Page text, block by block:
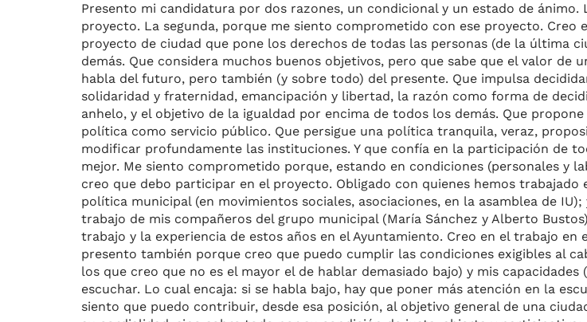
Presento mi candidatura por dos razones, un condicional y un estado de
proyecto. La segunda, porque me siento comprometido con ese proyecto. Creo
proyecto de ciudad que pone los derechos de todas las personas (de la última
demás. Que considera muchos buenos objetivos, pero que sabe que el valor de
habla del futuro, pero también (y sobre todo) del presente. Que impulsa
solidaridad y fraternidad, emancipación y libertad, la razón como forma de
anhelo, y el objetivo de la igualdad por encima de todos los demás. Que
política como servicio público. Que persigue una política tranquila, veraz,
modificar profundamente las instituciones. Y que confía en la participación de
mejor. Me siento comprometido porque, estando en condiciones (personales y
creo que debo participar en el proyecto. Obligado con quienes hemos
política municipal (en movimientos sociales, asociaciones, en la asamblea de
trabajo de mis compañeros del grupo municipal (María Sánchez y Alberto
trabajo y la experiencia de estos años en el Ayuntamiento. Creo en el trabajo en
presento también porque creo que puedo cumplir las condiciones exigibles al
los que creo que no es el mayor el de hablar demasiado bajo) y mis
escuchar. Lo cual encaja: si se habla bajo, hay que poner más atención en la
siento que puedo contribuir, desde esa posición, al objetivo general de una